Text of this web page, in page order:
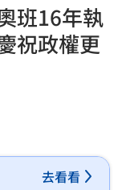
班16年執
祝政權更
去看看